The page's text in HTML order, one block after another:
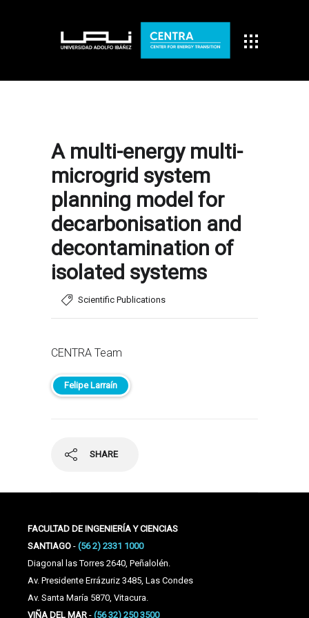
A multi-energy multi-
microgrid system
planning model for
decarbonisation and
decontamination of
isolated systems
Scientific Publications
CENTRA Team
Felipe Larraín
SHARE
FACULTAD DE INGENIERÍA Y CIENCIAS
SANTIAGO - (56 2) 2331 1000
Diagonal las Torres 2640, Peñalolén.
Av. Presidente Errázuriz 3485, Las Condes
Av. Santa María 5870, Vitacura.
VIÑA DEL MAR - (56 32) 250 3500